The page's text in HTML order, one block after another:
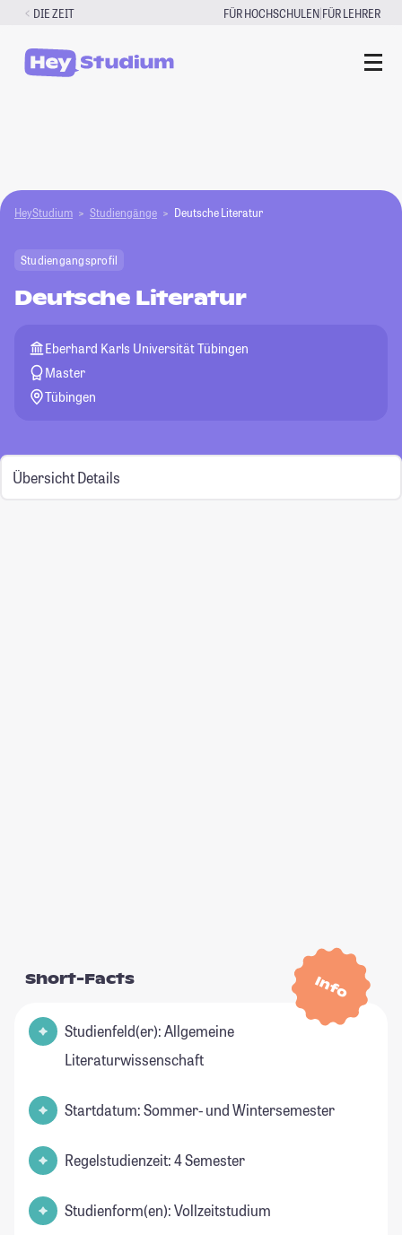
Zum
springen
DIE ZEIT FÜR HOCHSCHULEN|FÜR LEHRER
HeyStudium Studiengänge Deutsche Literatur
Studiengangsprofil
Deutsche Literatur
Eberhard Karls Universität Tübingen
Master
Tübingen
Übersicht Details
Info
Short-Facts
Studienfeld(er): Allgemeine
Literaturwissenschaft
Startdatum: Sommer- und Wintersemester
Regelstudienzeit: 4 Semester
Studienform(en): Vollzeitstudium